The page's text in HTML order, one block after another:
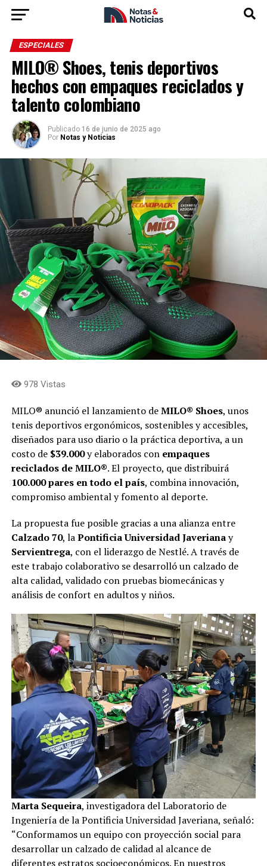
ESPECIALES
MILO® Shoes, tenis deportivos
hechos con empaques reciclados y
talento colombiano
Publicado 16 de junio de 2025 ago
Por Notas y Noticias
978 Vistas
MILO® anunció el lanzamiento deMILO® Shoes, unos
tenis deportivos ergonómicos, sostenibles y accesibles,
diseñados para uso diario o la práctica deportiva, a un
costo de $39.000y elaborados con empaques
reciclados de MILO®. El proyecto, que distribuirá
100.000 pares en todo el país, combina innovación,
compromiso ambiental y fomento al deporte.
La propuesta fue posible gracias a una alianza entre
Calzado 70, laPontificia Universidad Javerianay
Servientrega, con el liderazgo de Nestlé. A través de
este trabajo colaborativo se desarrolló un calzado de
alta calidad, validado con pruebas biomecánicas y
análisis de confort en adultos y niños.
Marta Sequeira, investigadora del Laboratorio de
Ingeniería de la Pontificia Universidad Javeriana, señaló:
“Conformamos un equipo con proyección social para
desarrollar un calzado de calidad al alcance de
diferentes estratos socioeconómicos. En nuestros